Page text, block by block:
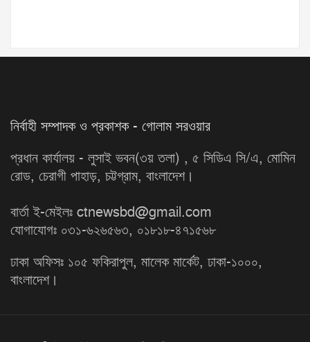
নির্বাহী সম্পাদক ও প্রকাশক - গোলাম সরওয়ার
প্রধান কার্যালয় - লুসাই ভবন(৩য় তলা) , ৫ সিডিএ সি/এ, মোমিন
রোড, চেরাগী পাহাড়, চট্টগ্রাম, বাংলাদেশ।
বার্তা ই-মেইলঃ ctnewsbd@gmail.com
যোগাযোগঃ ০৩১-৬২৬৫৬৩, ০১৮১৮-৪৭১৫৬৮
ঢাকা অফিসঃ ১০৫ ফকিরাপুল, মালেক মার্কেট, ঢাকা-১০০০,
বাংলাদেশ।